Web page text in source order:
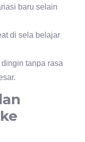
baru selain
di sela belajar
tanpa rasa